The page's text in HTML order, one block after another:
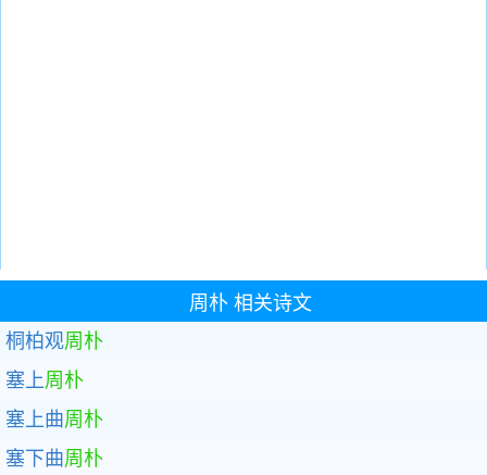
周朴相关诗文
桐柏观周朴
塞上周朴
塞上曲周朴
塞下曲周朴